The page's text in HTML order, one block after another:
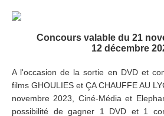
Concours valable du 21
12 décembre
A l'occasion de la sortie en DVD et
films GHOULIES et ÇA CHAUFFE AU
novembre 2023, Ciné-Média et
possibilité de gagner 1 DVD et 1